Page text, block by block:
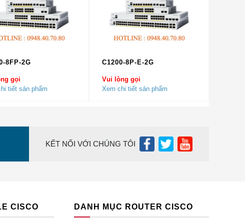
một địa chỉ
Nam. Quý
8FP-2G
gọi
tiết sản phẩm
C1200-8P-E-2G
Vui lòng gọi
Xem chi tiết sản phẩm
KẾT NỐI VỚI CHÚNG TÔI
CISCO DANH MỤC ROUTER CISCO